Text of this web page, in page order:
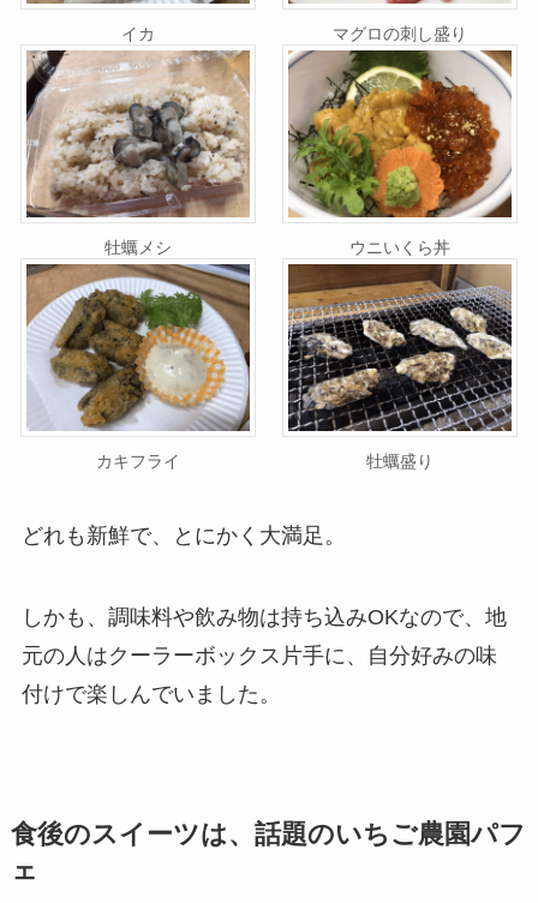
イカ マグロの刺し盛り
牡蠣メシ ウニいくら丼
カキフライ 牡蠣盛り
どれも新鮮で、とにかく大満足。
しかも、調味料や飲み物は持ち込みOKなので、地
元の人はクーラーボックス片手に、自分好みの味
付けで楽しんでいました。
食後のスイーツは、話題のいちご農園パフ
ェ